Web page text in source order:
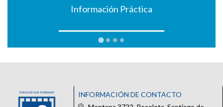
Información Práctica
INFORMACIÓN DE CONTACTO